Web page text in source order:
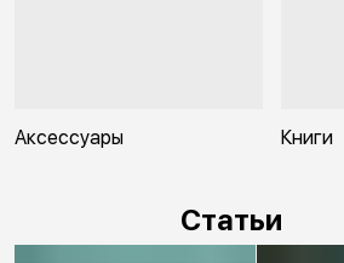
Аксессуары Книги
Статьи